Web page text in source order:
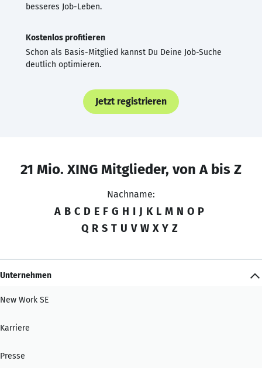
besseres Job-Leben.
Kostenlos profitieren
Schon als Basis-Mitglied kannst Du Deine Job-Suche
deutlich optimieren.
Jetzt registrieren
21 Mio. XING Mitglieder, von A bis Z
Nachname:
A B C D E F G H I J K L M N O P
Q R S T U V W X Y Z
Unternehmen
New Work SE
Karriere
Presse